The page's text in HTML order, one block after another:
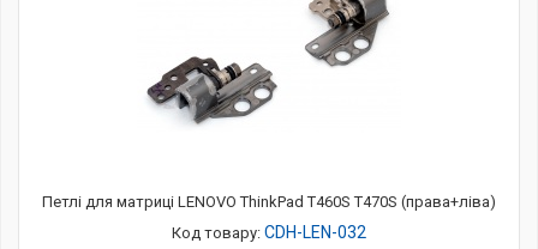
Петлі для матриці LENOVO ThinkPad T460S T470S (права+ліва)
Код товару: CDH-LEN-032